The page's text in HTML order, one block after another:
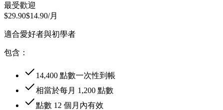
最受歡迎
$29.90$14.90/月
適合愛好者與初學者
包含：
14,400 點數一次性到帳
相當於每月 1,200 點數
點數 12 個月內有效